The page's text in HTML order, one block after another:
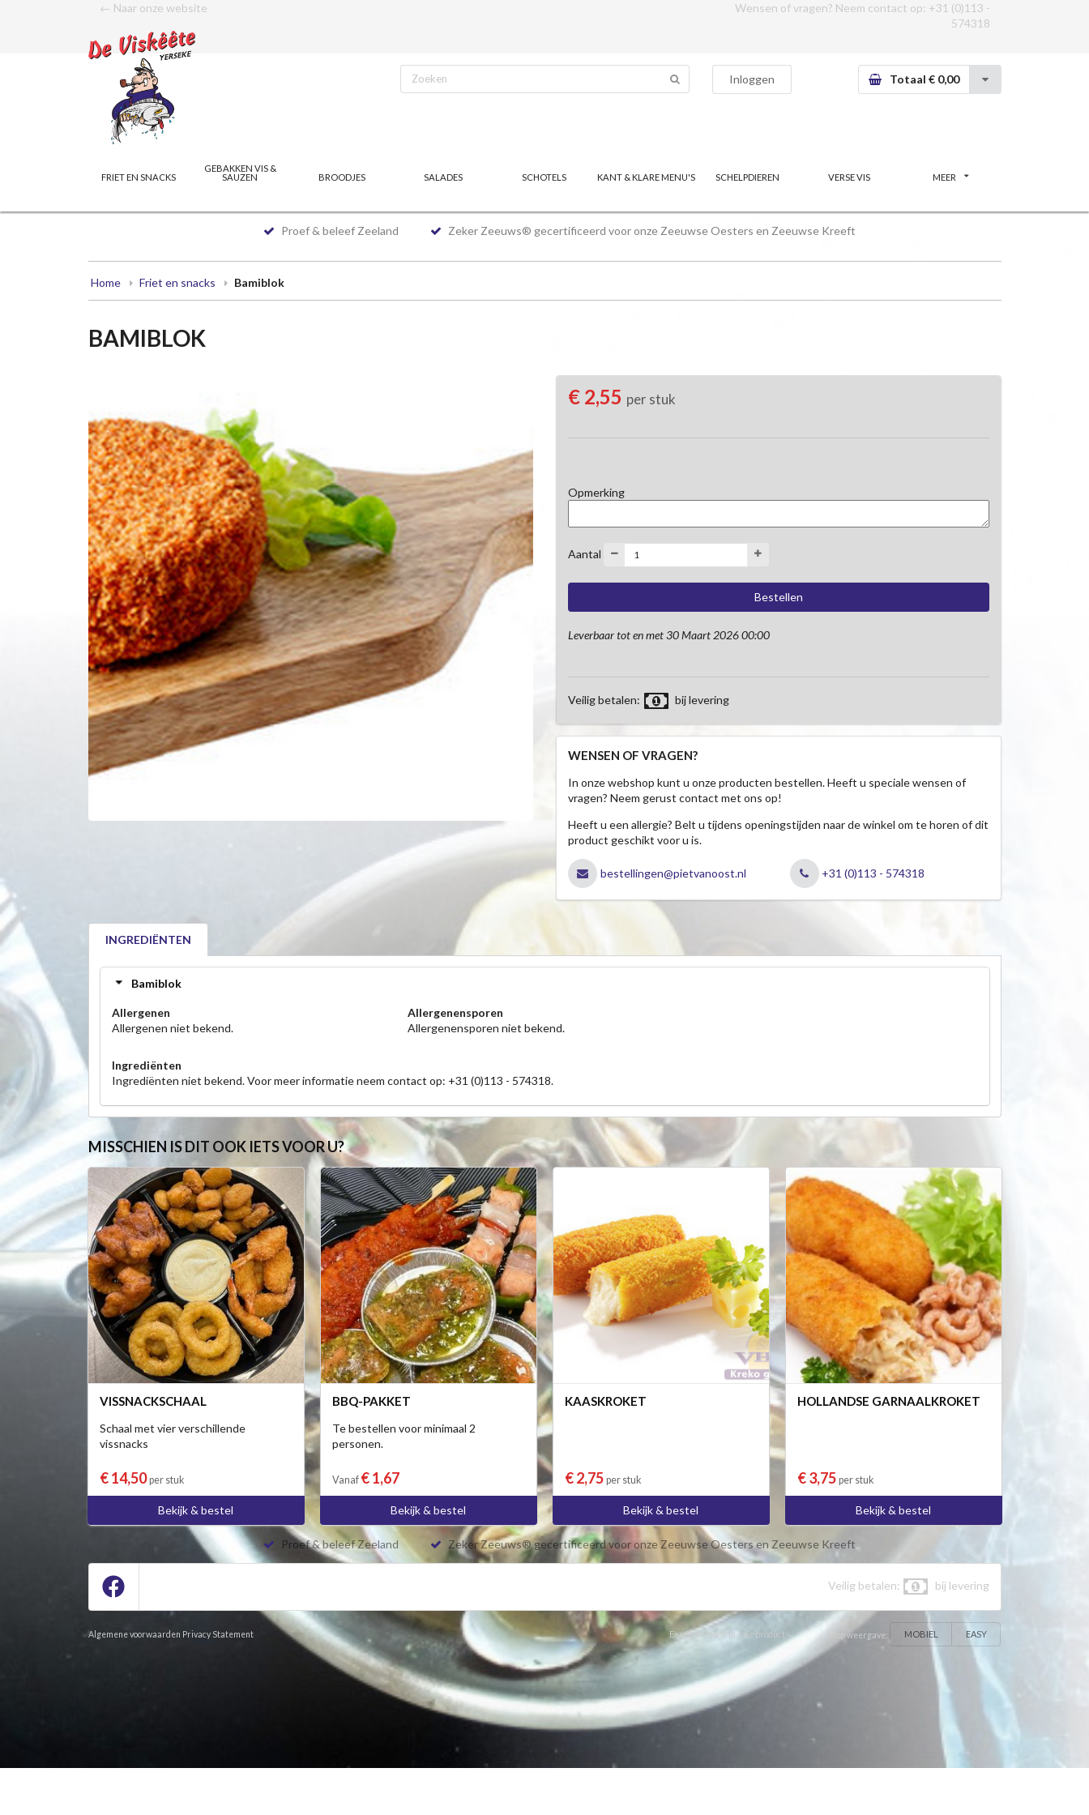
← Naar onze website Wensen of vragen? Neem contact op: +31 (0)113 -
574318
Inloggen Totaal € 0,00
FRIET EN SNACKS
GEBAKKEN VIS &
SAUZEN
BROODJES SALADES SCHOTELS KANT & KLARE MENU'S SCHELPDIEREN VERSE VIS MEER
Proef & beleef Zeeland Zeker Zeeuws® gecertificeerd voor onze Zeeuwse Oesters en Zeeuwse Kreeft
Home Friet en snacks Bamiblok
BAMIBLOK
€ 2,55 per stuk
Opmerking
Aantal
Leverbaar tot en met 30 Maart 2026 00:00
Veilig betalen: bij levering
WENSEN OF VRAGEN?
In onze webshop kunt u onze producten bestellen. Heeft u speciale wensen of
vragen? Neem gerust contact met ons op!
Heeft u een allergie? Belt u tijdens openingstijden naar de winkel om te horen of dit
product geschikt voor u is.
bestellingen@pietvanoost.nl +31 (0)113 - 574318
INGREDIËNTEN
Bamiblok
Allergenen
Allergenen niet bekend.
Allergenensporen
Allergenensporen niet bekend.
Ingrediënten
Ingrediënten niet bekend. Voor meer informatie neem contact op: +31 (0)113 - 574318.
MISSCHIEN IS DIT OOK IETS VOOR U?
VISSNACKSCHAAL
Schaal met vier verschillende
vissnacks
€ 14,50per stuk
Bekijk & bestel
BBQ-PAKKET
Te bestellen voor minimaal 2
personen.
Vanaf € 1,67
Bekijk & bestel
KAASKROKET
€ 2,75 per stuk
Bekijk & bestel
HOLLANDSE GARNAALKROKET
€ 3,75 per stuk
Bekijk & bestel
Proef & beleef Zeeland Zeker Zeeuws® gecertificeerd voor onze Zeeuwse Oesters en Zeeuwse Kreeft
Veilig betalen: bij levering
Algemene voorwaarden Privacy Statement Een Bon Vivant In-site product Shop weergave: MOBIEL EASY